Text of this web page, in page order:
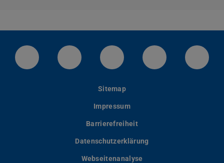
LinkedIn-Seite der TU Darmstadt
Instagram-Kanal der TU
Bluesky-Kanal der TU
Facebook-
Sitemap
Impressum
Barrierefreiheit
Datenschutzerklärung
Webseitenanalyse